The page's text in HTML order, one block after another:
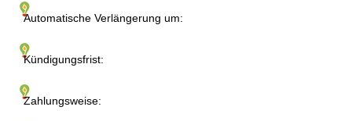
Automatische Verlängerung um:
Kündigungsfrist:
Zahlungsweise: